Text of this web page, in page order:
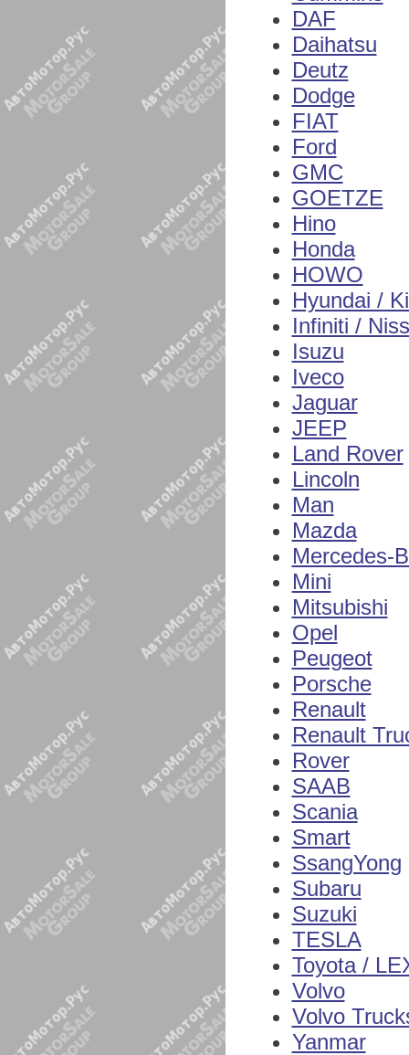
DAF
Daihatsu
Deutz
Dodge
FIAT
Ford
GMC
GOETZE
Hino
Honda
HOWO
Hyundai /
Infiniti /
Isuzu
Iveco
Jaguar
JEEP
Land Rover
Lincoln
Man
Mazda
Mercedes-
Mini
Mitsubishi
Opel
Peugeot
Porsche
Renault
Renault
Rover
SAAB
Scania
Smart
SsangYong
Subaru
Suzuki
TESLA
Toyota /
Volvo
Volvo
Yanmar